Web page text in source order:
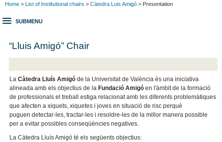
Home > List of Institutional chairs > Càtedra Luis Amigó > Presentation
SUBMENU
“Lluis Amigó” Chair
LaCàtedra Lluís Amigó de la Universitat de València és una iniciativa
alineada amb els objectius de la Fundació Amigó en l'àmbit de la formació
de professionals el treball estiga relacionat amb les diferents problemàtiques
que afecten a xiquets, xiquetes i joves en situació de risc perquè
puguen detectar-les, tractar-les i resoldre-les de la millor manera possible
per a evitar possibles conseqüències negatives.
La Càtedra Lluís Amigó té els següents objectius: